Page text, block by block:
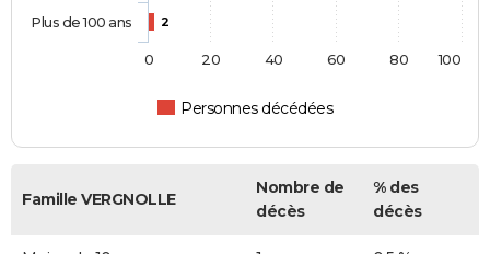
2
Personnes décédées
Plus de 100 ans
0 20 40 60 80 100
Famille VERGNOLLE
Nombre de
décès
% des
décès